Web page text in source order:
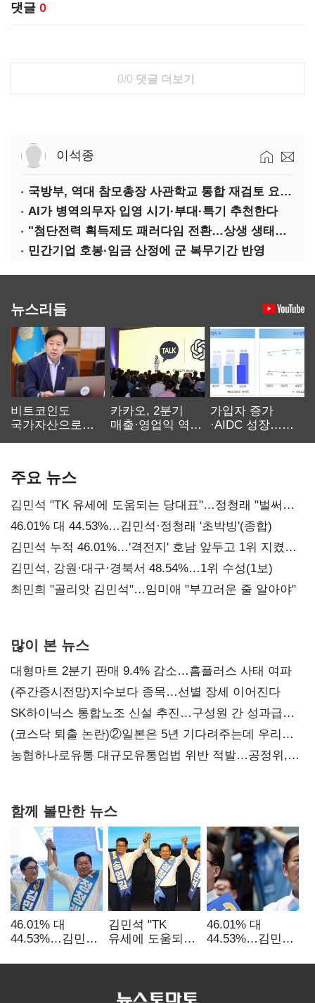
댓글 0
0/0 댓글 더보기
이석종
국방부, 역대 참모총장 사관학교 통합 재검토 요구에 "다양한 의견 수렴해 합리적 시스템 만들 것"
AI가 병역의무자 입영 시기·부대·특기 추천한다
"첨단전력 획득제도 패러다임 전환…상생 생태계 조성해 대체불가 K-방산 도약"
민간기업 호봉·임금 산정에 군 복무기간 반영
뉴스리듬
비트코인도
국가자산으로…'
카카오, 2분기
매출·영업익 역대
가입자 증가
·AIDC 성장…
주요 뉴스
김민석 "TK 유세에 도움되는 당대표"…정청래 "벌써
대표된 양 당직 배분"
46.01% 대 44.53%…김민석·정청래 '초박빙'(종합)
김민석 누적 46.01%…'격전지' 호남 앞두고 1위 지켰다
(2보)
김민석, 강원·대구·경북서 48.54%…1위 수성(1보)
최민희 "골리앗 김민석"…임미애 "부끄러운 줄 알아야"
많이 본 뉴스
대형마트 2분기 판매 9.4% 감소…홈플러스 사태 여파
(주간증시전망)지수보다 종목…선별 장세 이어진다
SK하이닉스 통합노조 신설 추진…구성원 간 성과급
불만 확산
(코스닥 퇴출 논란)②일본은 5년 기다려주는데 우리는
당장 퇴출?…시간만으론 부족한 코스닥 구하기
농협하나로유통 대규모유통업법 위반 적발…공정위,
함께 볼만한 뉴스
46.01% 대
44.53%…김민석·
'초박빙'(종합
김민석 "TK
유세에 도움되는
"벌써 대표된 양
46.01% 대
44.53%…김민석·
'초박빙'(종합)